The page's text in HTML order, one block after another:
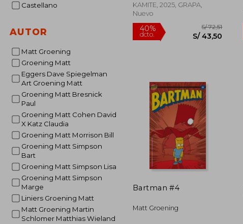
Castellano
AUTOR
Matt Groening
Groening Matt
Eggers Dave Spiegelman
Art Groening Matt
Groening Matt Bresnick
Paul
Groening Matt Cohen David
X Katz Claudia
Groening Matt Morrison Bill
Groening Matt Simpson
Bart
Groening Matt Simpson Lisa
Groening Matt Simpson
Marge
Liniers Groening Matt
Matt Groening Martin
Schlomer Matthias Wieland
KAMITE, 2025, GRAPA,
Nuevo
40%
dcto.
Bartman #4
Matt Groening